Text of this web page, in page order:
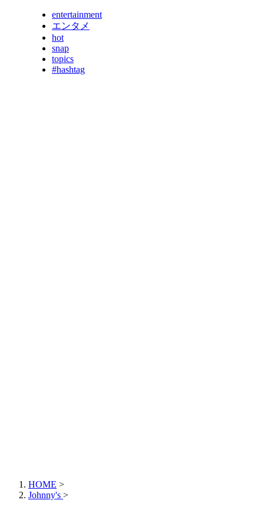
entertainment
エンタメ
hot
snap
topics
#hashtag
HOME >
Johnny's >